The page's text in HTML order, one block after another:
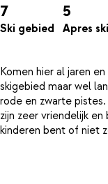
7
Ski gebied
5
Apres ski
Komen hier al jaren
skigebied maar wel
rode en zwarte
zijn zeer vriendelijk